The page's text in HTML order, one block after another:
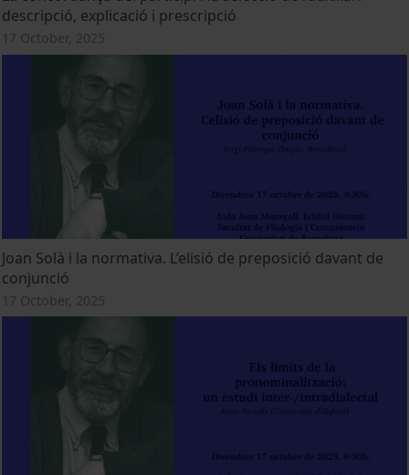
descripció, explicació i prescripció
17 October, 2025
Joan Solà i la normativa. L’elisió de preposició davant de
conjunció
17 October, 2025